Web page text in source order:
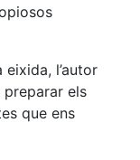
l’autor
els
que ens